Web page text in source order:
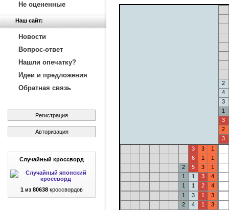
Не оцененные
Наш сайт:
Новости
Вопрос-ответ
Нашли опечатку?
Идеи и предложения
Обратная связь
Регистрация
Авторизация
Случайный кроссворд
1 из 80638 кроссвордов
2
4
3
1
3
2
3
3
3
1
6
1
1
2
5 3
1
1
1 3
4
1
1 2
4
1
3 1
3
2
4 1
3